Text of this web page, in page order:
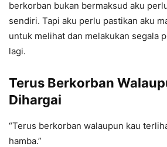
berkorban bukan bermaksud aku
sendiri. Tapi aku perlu pastikan aku
untuk melihat dan melakukan segala
lagi.
Terus Berkorban
Dihargai
“Terus berkorban walaupun kau
hamba.”